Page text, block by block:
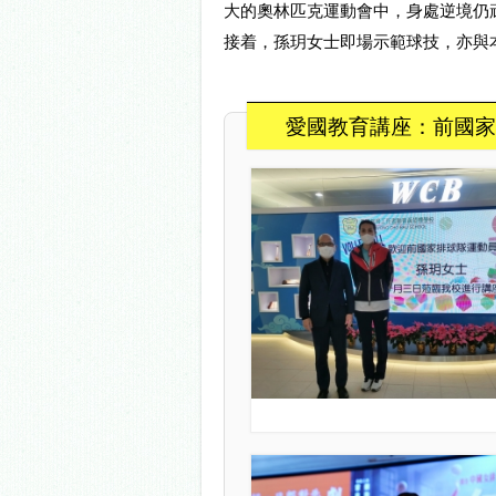
大的奧林匹克運動會中，身處逆境
接着，孫玥女士即場示範球技，亦
愛國教育講座：前國